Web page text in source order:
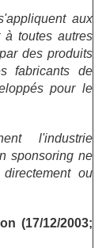
aux
à toutes autres
des produits
fabricants de
pour le
l'industrie
sponsoring ne
ou
(17/12/2003;